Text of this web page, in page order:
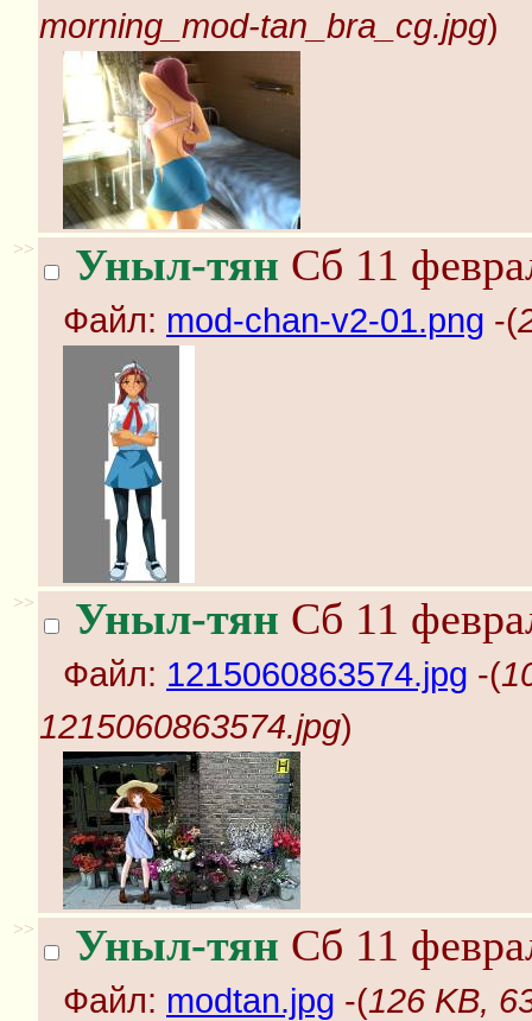
morning_mod-tan_bra_cg.jpg)
>> Уныл-тян Сб 11
Файл: mod-chan-v2-01.png -(
>> Уныл-тян Сб 11
Файл: 1215060863574.jpg -(
1215060863574.jpg)
>> Уныл-тян Сб 11
Файл: modtan.jpg -(126 KB,